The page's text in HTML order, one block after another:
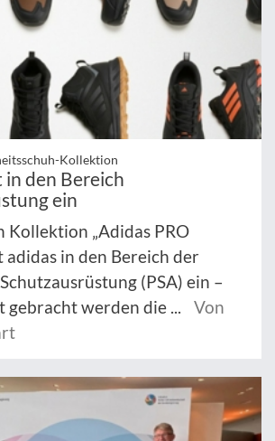
Kollektion
in den Bereich
ein
Kollektion „Adidas PRO
adidas in den Bereich der
(PSA) ein –
gebracht werden die ...
Von